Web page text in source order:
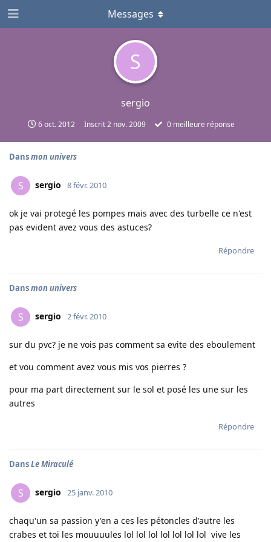
S
sergio
6 oct. 2012 Inscrit2 nov. 2009 0meilleure réponse
Messages
Dansmon univers
S sergio 8 févr. 2010
ok je vai protegé les pompes mais avec des turbelle ce n'est
pas evident avez vous des astuces?
Répondre
Dansmon univers
S sergio 2 févr. 2010
sur du pvc? je ne vois pas comment sa evite des eboulement
et vou comment avez vous mis vos pierres ?
pour ma part directement sur le sol et posé les une sur les
autres
Répondre
DansLe Miraculé
S sergio 25 janv. 2010
chaqu'un sa passion y'en a ces les pétoncles d'autre les
crabes et toi les mouuuules lol lol lol lol lol lol lol vive les